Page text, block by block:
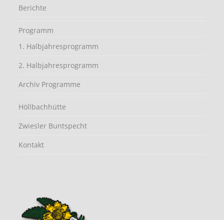
Berichte
Programm
1. Halbjahresprogramm
2. Halbjahresprogramm
Archiv Programme
Höllbachhütte
Zwiesler Buntspecht
Kontakt